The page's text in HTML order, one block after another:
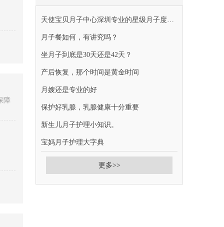
障
天使宝贝月子中心深圳专业的星级月子度假胜地
月子餐如何，有讲究吗？
坐月子到底是30天还是42天？
产后恢复，那个时间是黄金时间
月嫂还是专业的好
保护好乳腺，乳腺健康十分重要
新生儿月子护理小知识。
宝妈月子护理大字典
更多>>